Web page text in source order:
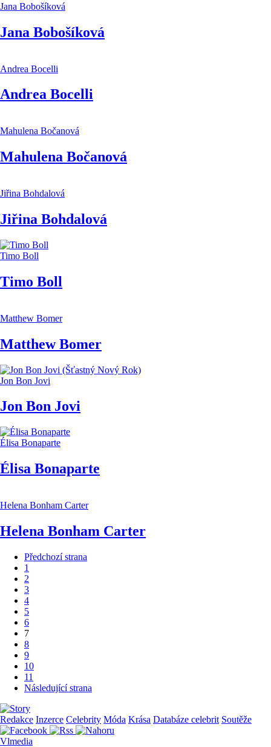
Jana Bobošíková
Jana Bobošíková
Andrea Bocelli
Andrea Bocelli
Mahulena Bočanová
Mahulena Bočanová
Jiřina Bohdalová
Jiřina Bohdalová
Timo Boll
Timo Boll
Matthew Bomer
Matthew Bomer
Jon Bon Jovi
Jon Bon Jovi
Élisa Bonaparte
Élisa Bonaparte
Helena Bonham Carter
Helena Bonham Carter
Předchozí strana
1
2
3
4
5
6
7
8
9
10
11
Následující strana
Redakce Inzerce Celebrity Móda Krása Databáze celebrit Soutěže
Vlmedia